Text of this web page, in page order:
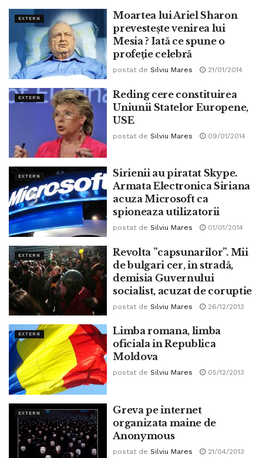
EXTERN
Moartea lui Ariel Sharon
prevestește venirea lui
Mesia ? Iată ce spune o
profeție celebră
postat de Silviu Mares 21/01/2014
EXTERN
Reding cere constituirea
Uniunii Statelor Europene,
USE
postat de Silviu Mares 09/01/2014
EXTERN
Sirienii au piratat Skype.
Armata Electronica Siriana
acuza Microsoft ca
spioneaza utilizatorii
postat de Silviu Mares 01/01/2014
EXTERN
Revolta ”capsunarilor”. Mii
de bulgari cer, in stradă,
demisia Guvernului
socialist, acuzat de coruptie
postat de Silviu Mares 26/12/2013
EXTERN
Limba romana, limba
oficiala in Republica
Moldova
postat de Silviu Mares 05/12/2013
EXTERN
Greva pe internet
organizata maine de
Anonymous
postat de Silviu Mares 21/04/2013